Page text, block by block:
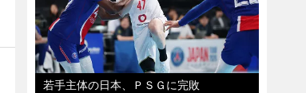
若手主体の日本、ＰＳＧに完敗